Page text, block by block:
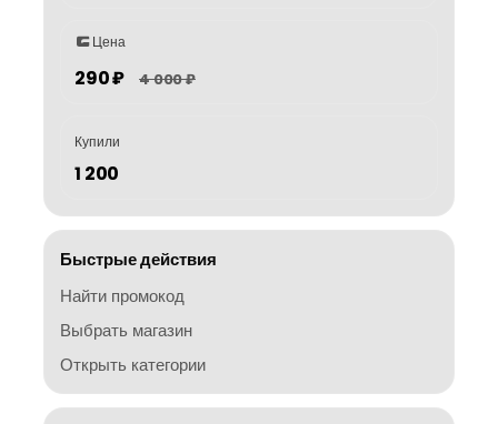
Цена
290 ₽ 4 000 ₽
Купили
1 200
Быстрые действия
Найти промокод
Выбрать магазин
Открыть категории